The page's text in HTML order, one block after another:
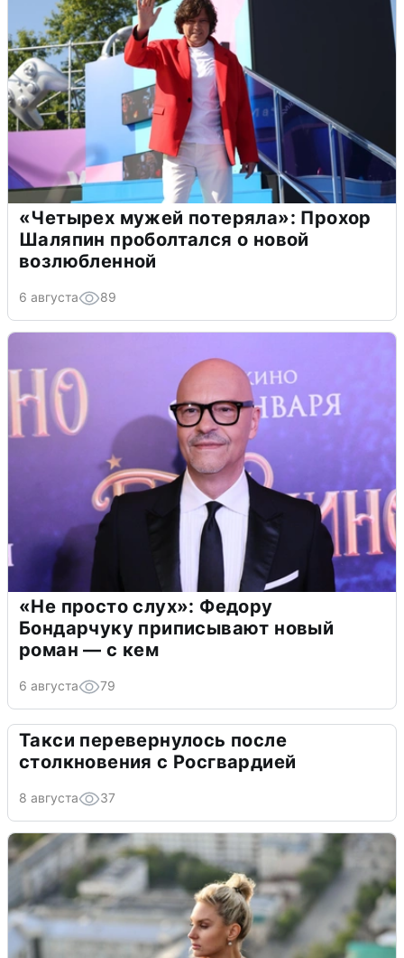
«Четырех мужей потеряла»: Прохор
Шаляпин проболтался о новой
возлюбленной
6 августа 89
«Не просто слух»: Федору
Бондарчуку приписывают новый
роман — с кем
6 августа 79
Такси перевернулось после
столкновения с Росгвардией
8 августа 37